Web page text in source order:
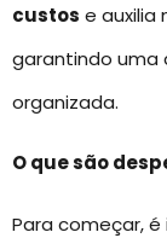
custos e auxilia
garantindo uma
organizada.
O que são
Para começar,